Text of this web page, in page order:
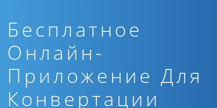
Бесплатное
Онлайн-
Приложение Для
Конвертации